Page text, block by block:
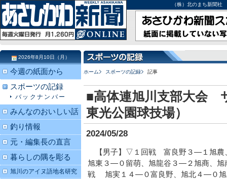
（株）北のまち新聞
ホーム スポーツの記録 記事
■高体連旭川支部大会
東光公園球技場）
2024/05/28
【男子】▽１回戦 富良野３―１旭農
旭東３―０留萌、旭龍谷３―２旭商、
戦 旭実１４―０富良野、旭北４―０旭
2026年8月10日（月）
今週の紙面から
スポーツの記録
バックナンバー
みんなのおいしい話
釣り情報
元・編集長の直言
暮らしの隅を彫る
旭川のアイヌ語地名研究